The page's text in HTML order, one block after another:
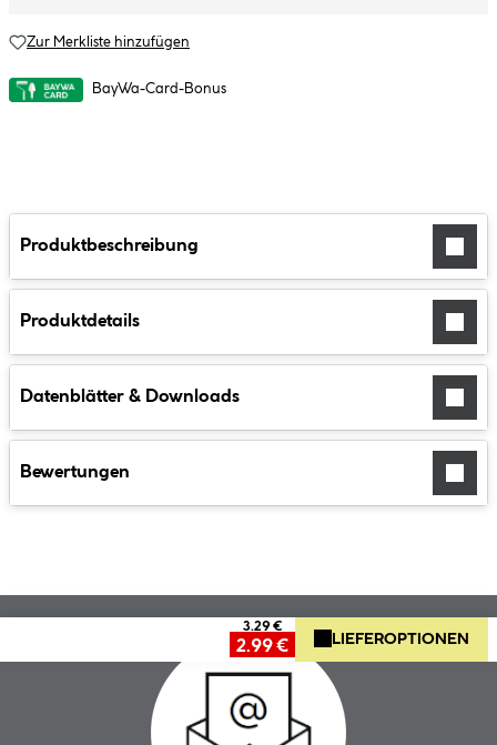
Zur Merkliste hinzufügen
BayWa-Card-Bonus
Produktbeschreibung
Produktdetails
Datenblätter & Downloads
Bewertungen
3.29 €
2.99 € LIEFEROPTIONEN